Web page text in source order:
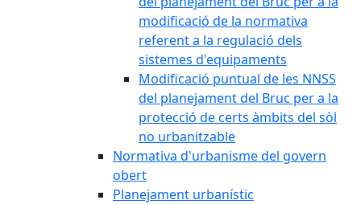
modificació de la normativa
referent a la regulació dels
sistemes d'equipaments
Modificació puntual de les NNSS
del planejament del Bruc per a la
protecció de certs àmbits del sòl
no urbanitzable
Normativa d'urbanisme del govern
obert
Planejament urbanístic